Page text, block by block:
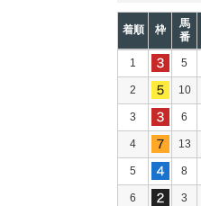
着順 枠
馬
番
1 5
2 10
3 6
4 13
5 8
6 3